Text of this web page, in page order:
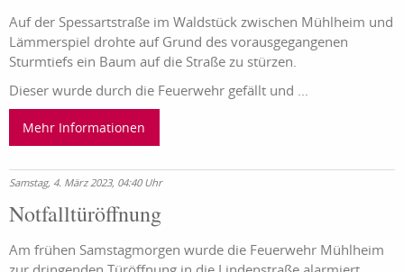
Auf der Spessartstraße im Waldstück zwischen Mühlheim und
Lämmerspiel drohte auf Grund des vorausgegangenen
Sturmtiefs ein Baum auf die Straße zu stürzen.
Dieser wurde durch die Feuerwehr gefällt und ...
Mehr Informationen
Samstag, 4. März 2023, 04:40 Uhr
Notfalltüröffnung
Am frühen Samstagmorgen wurde die Feuerwehr Mühlheim